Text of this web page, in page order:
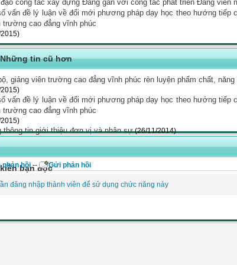
đạo công tác xây dựng Đảng găn với công tác phát triển Đảng viên
vấn đề lý luận về đổi mới phương pháp dạy học theo hướng
trường cao đẳng vĩnh phúc
Những tin cũ hơn
giảng viên trường cao đẳng vĩnh phúc rèn luyện phẩm chất,
vấn đề lý luận về đổi mới phương pháp dạy học theo hướng
trường cao đẳng vĩnh phúc
thông tin giới thiệu đơn vị và nhân sự (26/11/2014)
kiến bạn đọc
phản hồi -- Gửi phản hồi
đăng nhập thành viên để sử dụng chức năng này